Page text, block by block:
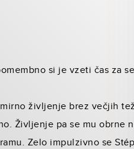
si je vzeti čas za
življenje brez večjih
Življenje pa se mu obrne
Zelo impulzivno se